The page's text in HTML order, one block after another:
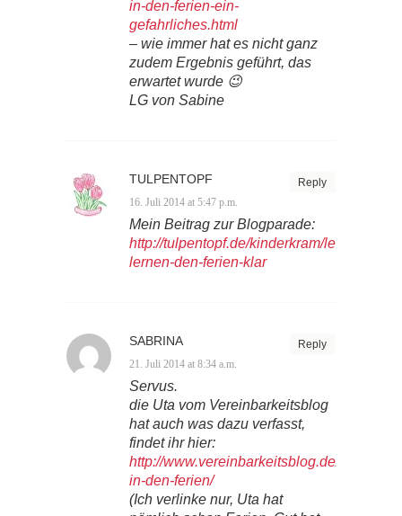
in-den-ferien-ein-
gefahrliches.html
– wie immer hat es nicht ganz
zudem Ergebnis geführt, das
erwartet wurde 😉
LG von Sabine
Reply
TULPENTOPF
16. Juli 2014 at 5:47 p.m.
Mein Beitrag zur Blogparade:
http://tulpentopf.de/kinderkram/leben/
lernen-den-ferien-klar
Reply
SABRINA
21. Juli 2014 at 8:34 a.m.
Servus.
die Uta vom Vereinbarkeitsblog
hat auch was dazu verfasst,
findet ihr hier:
http://www.vereinbarkeitsblog.de/lernen-
in-den-ferien/
(Ich verlinke nur, Uta hat